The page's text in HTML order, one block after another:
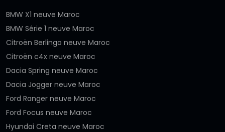
BMW X1 neuve Maroc
BMW Série 1 neuve Maroc
Citroën Berlingo neuve Maroc
Citroën c4x neuve Maroc
Dacia Spring neuve Maroc
Dacia Jogger neuve Maroc
Ford Ranger neuve Maroc
Ford Focus neuve Maroc
Hyundai Creta neuve Maroc